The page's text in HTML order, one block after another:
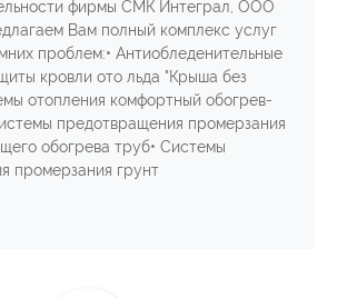
фирмы СМК Интеграл, ООО
Вам полный комплекс услуг
проблем:• Антиобледенительные
кровли ото льда "Крыша без
отопления комфортный обогрев-
предотвращения промерзания
обогрева труб• Системы
промерзания грунт